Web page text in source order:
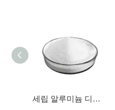
세립 알루미늄 디에틸포스피네이트 난연제